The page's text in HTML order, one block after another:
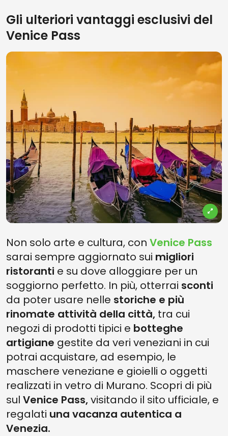
Gli ulteriori vantaggi esclusivi del
Venice Pass
Non solo arte e cultura, con Venice Pass
sarai sempre aggiornato sui migliori
ristoranti e su dove alloggiare per un
soggiorno perfetto. In più, otterrai sconti
da poter usare nelle storiche e più
rinomate attività della città, tra cui
negozi di prodotti tipici e botteghe
artigiane gestite da veri veneziani in cui
potrai acquistare, ad esempio, le
maschere veneziane e gioielli o oggetti
realizzati in vetro di Murano. Scopri di più
sul Venice Pass,visitando il sito ufficiale, e
regalati una vacanza autentica a
Venezia.